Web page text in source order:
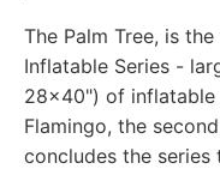
The Palm Tree, is
Inflatable Series -
28x40") of inflatable
Flamingo, the
concludes the